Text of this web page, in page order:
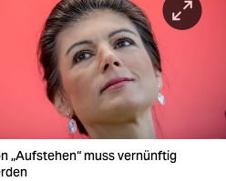
„Aufstehen“ muss vernünftig